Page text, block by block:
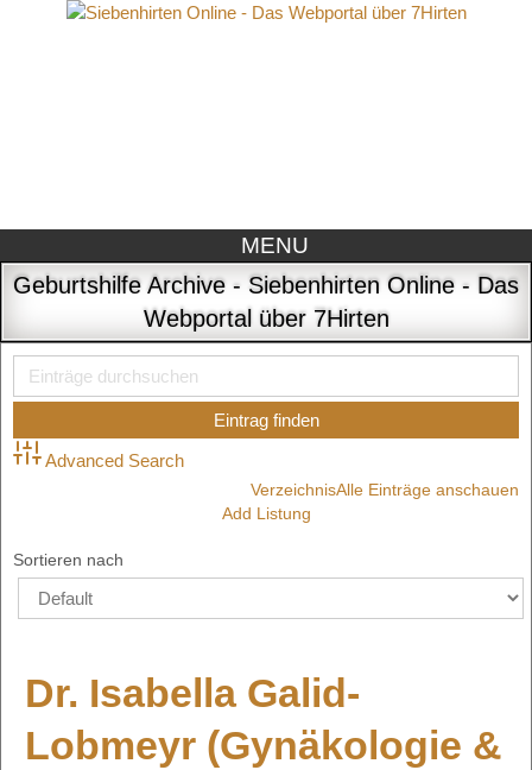
MENU
Geburtshilfe Archive - Siebenhirten Online - Das
Webportal über 7Hirten
Advanced Search
VerzeichnisAlle Einträge anschauen
Add Listung
Sortieren nach
Dr. Isabella Galid-
Lobmeyr (Gynäkologie &